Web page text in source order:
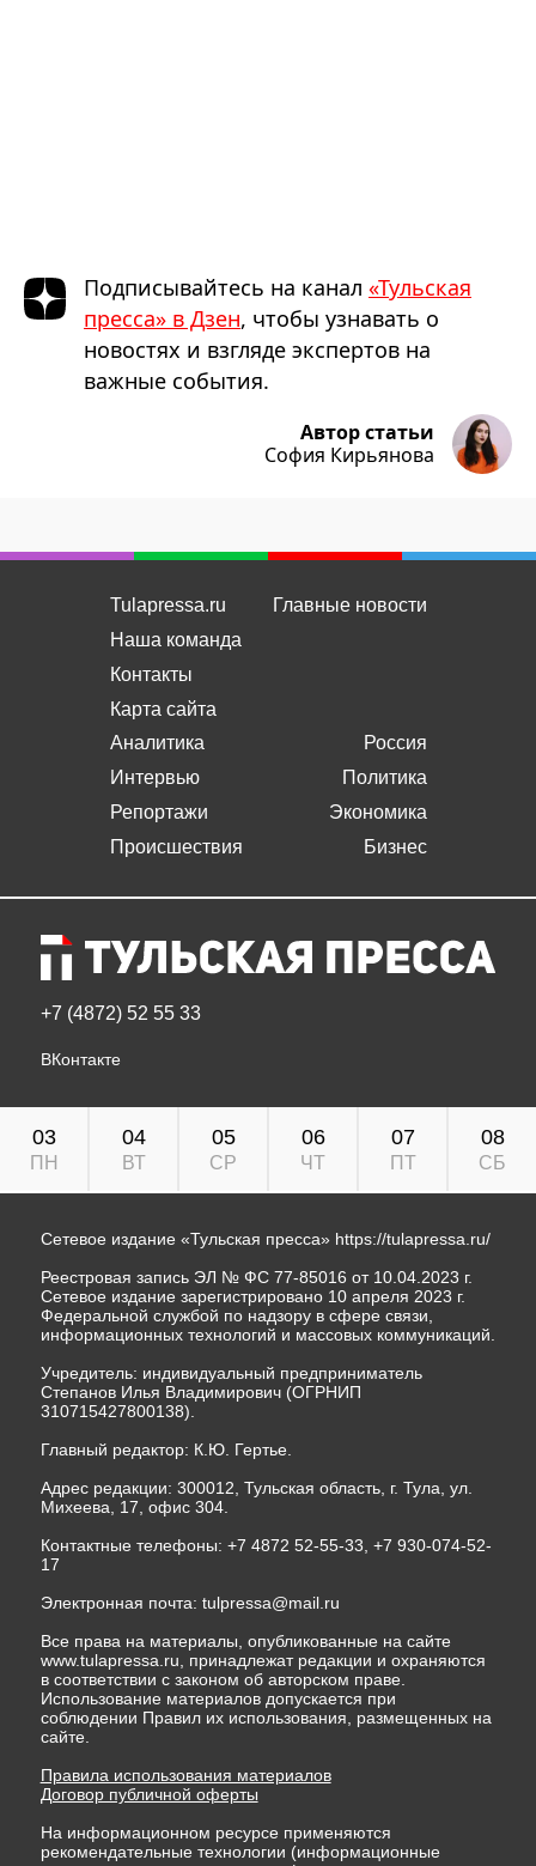
Подписывайтесь на канал «Тульская
пресса» в Дзен, чтобы узнавать о
новостях и взгляде экспертов на
важные события.
Автор статьи
София Кирьянова
Tulapressa.ru
Наша команда
Контакты
Карта сайта
Главные новости
Аналитика
Интервью
Репортажи
Происшествия
Россия
Политика
Экономика
Бизнес
+7 (4872) 52 55 33
ВКонтакте
03
ПН
04
ВТ
05
СР
06
ЧТ
07
ПТ
08
СБ
Сетевое издание «Тульская пресса» https://tulapressa.ru/
Реестровая запись ЭЛ № ФС 77-85016 от 10.04.2023 г.
Сетевое издание зарегистрировано 10 апреля 2023 г.
Федеральной службой по надзору в сфере связи,
информационных технологий и массовых коммуникаций.
Учредитель: индивидуальный предприниматель
Степанов Илья Владимирович (ОГРНИП
310715427800138).
Главный редактор: К.Ю. Гертье.
Адрес редакции: 300012, Тульская область, г. Тула, ул.
Михеева, 17, офис 304.
Контактные телефоны: +7 4872 52-55-33, +7 930-074-52-
17
Электронная почта: tulpressa@mail.ru
Все права на материалы, опубликованные на сайте
www.tulapressa.ru, принадлежат редакции и охраняются
в соответствии с законом об авторском праве.
Использование материалов допускается при
соблюдении Правил их использования, размещенных на
сайте.
Правила использования материалов
Договор публичной оферты
На информационном ресурсе применяются
рекомендательные технологии (информационные